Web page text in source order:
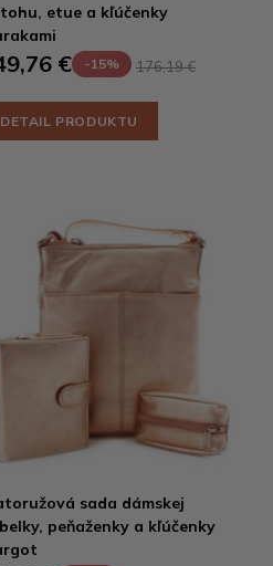
etue a kľúčenky
€ -15% 176,19 €
DETAIL PRODUKTU
sada dámskej
peňaženky a kľúčenky